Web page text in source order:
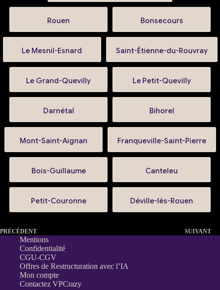
Rouen Bonsecours
Le Mesnil-Esnard Saint-Étienne-du-Rouvray
Le Grand-Quevilly Le Petit-Quevilly
Darnétal Bihorel
Mont-Saint-Aignan Franqueville-Saint-Pierre
Bois-Guillaume Canteleu
Petit-Couronne Déville-lès-Rouen
PRÉCÉDENT SUIVANT
Mentions
Confidentialité
CGU-CGV
Offres de Restructuration avec l’IA
Mon compte
Contactez VPCrazy